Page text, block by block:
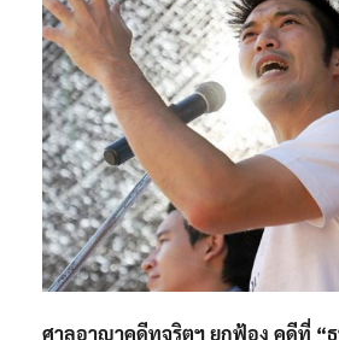
ศาลอาญาคดีทุจริตฯ ยกฟ้อง คดีที่ “